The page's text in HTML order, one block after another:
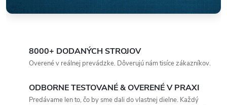
8000+ DODANÝCH STROJOV
Overené v reálnej prevádzke. Dôverujú nám tisíce zákazníkov.
ODBORNE TESTOVANÉ & OVERENÉ V PRAXI
Predávame len to, čo by sme dali do vlastnej dielne. Každý